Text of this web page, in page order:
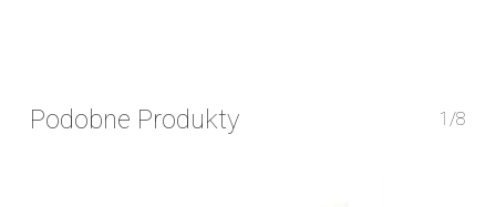
Podobne Produkty 1/8